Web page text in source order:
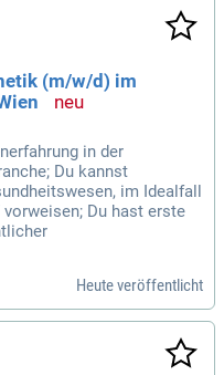
(m/w/d) im
in der
Du kannst
im Idealfall
Du hast erste
Heute veröffentlicht